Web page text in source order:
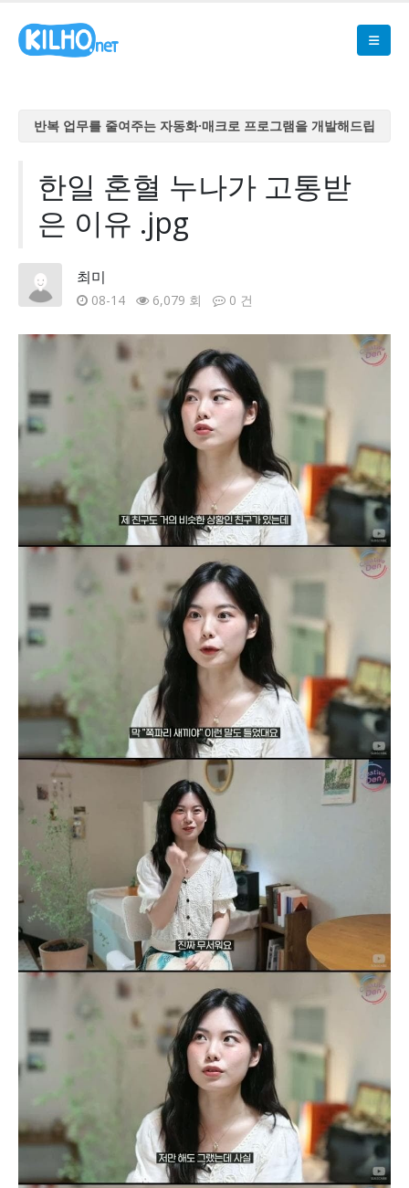
반복 업무를 줄여주는 자동화·매크로 프로그램을 개발해드립
반복 업무를 줄여주는 자동화·매크로 프로그램을 개발해드립
니다
반복 업무를 줄여주는 자동화·매크로 프로그램을 개발해드립
반복 업무를 줄여주는 자동화·매크로 프로그램을 개발해드립
니다
니다
한일 혼혈 누나가 고통받
은 이유 .jpg
최미
08-14 6,079 회 0 건